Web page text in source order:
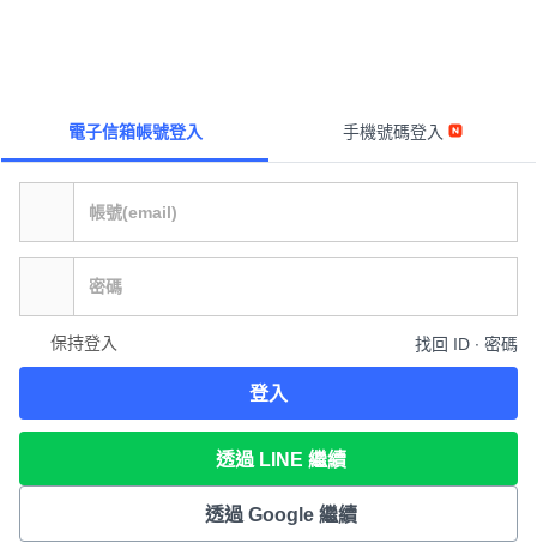
電子信箱帳號登入 手機號碼登入
保持登入 找回 ID ∙ 密碼
登入
透過 LINE 繼續
透過 Google 繼續